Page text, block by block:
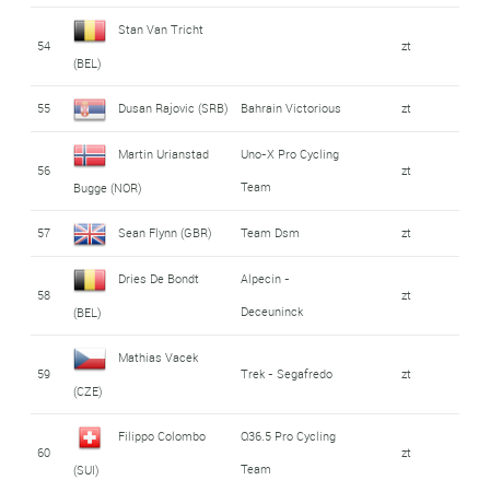
54
Stan Van Tricht
(BEL)
zt
55 Dusan Rajovic (SRB) Bahrain Victorious zt
56
Martin Urianstad
Bugge (NOR)
Uno-X Pro Cycling
Team
zt
57 Sean Flynn (GBR) Team Dsm zt
58
Dries De Bondt
(BEL)
Alpecin -
Deceuninck
zt
59
Mathias Vacek
(CZE)
Trek - Segafredo zt
60
Filippo Colombo
(SUI)
Q36.5 Pro Cycling
Team
zt